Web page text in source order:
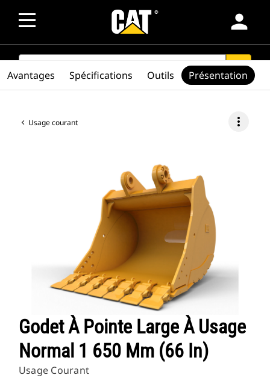
person
SEARCH search
Usage courant more_vert
Godet À Pointe Large À Usage
Normal 1 650 Mm (66 In)
Usage Courant
Avantages Spécifications Outils Présentation